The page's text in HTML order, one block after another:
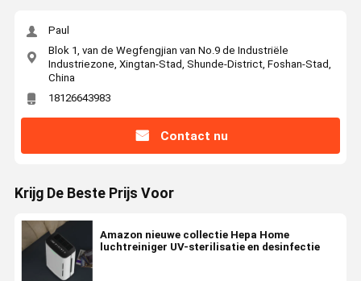
Paul
Blok 1, van de Wegfengjian van No.9 de Industriële
Industriezone, Xingtan-Stad, Shunde-District, Foshan-Stad,
China
18126643983
Contact nu
Krijg De Beste Prijs Voor
Amazon nieuwe collectie Hepa Home
luchtreiniger UV-sterilisatie en desinfectie